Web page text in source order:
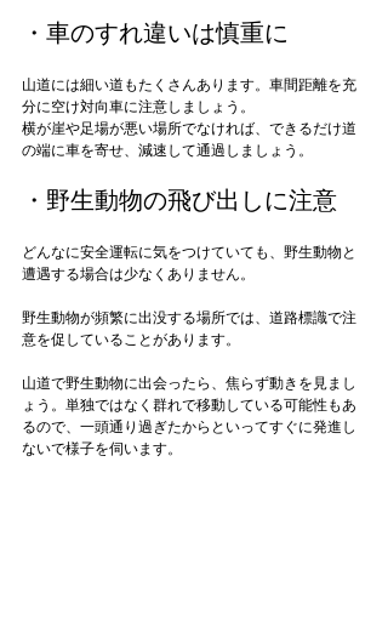
・車のすれ違いは慎重に
山道には細い道もたくさんあります。車間距離を充
分に空け対向車に注意しましょう。
横が崖や足場が悪い場所でなければ、できるだけ道
・野生動物の飛び出しに注意
どんなに安全運転に気をつけていても、野生動物と
遭遇する場合は少なくありません。
野生動物が頻繁に出没する場所では、道路標識で注
意を促していることがあります。
山道で野生動物に出会ったら、焦らず動きを見まし
ょう。単独ではなく群れで移動している可能性もあ
るので、一頭通り過ぎたからといってすぐに発進し
ないで様子を伺います。